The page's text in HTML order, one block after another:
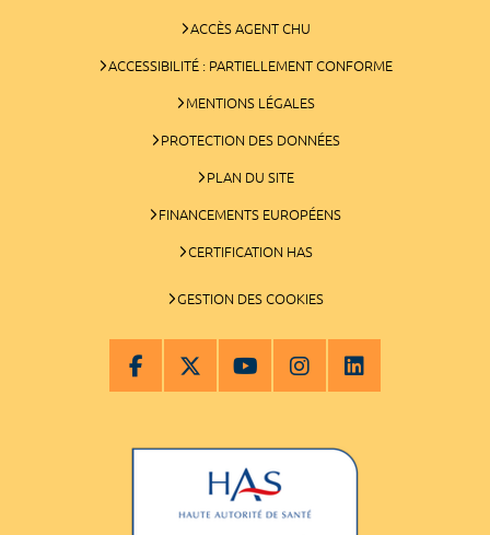
ACCÈS AGENT CHU
ACCESSIBILITÉ : PARTIELLEMENT CONFORME
MENTIONS LÉGALES
PROTECTION DES DONNÉES
PLAN DU SITE
FINANCEMENTS EUROPÉENS
CERTIFICATION HAS
GESTION DES COOKIES